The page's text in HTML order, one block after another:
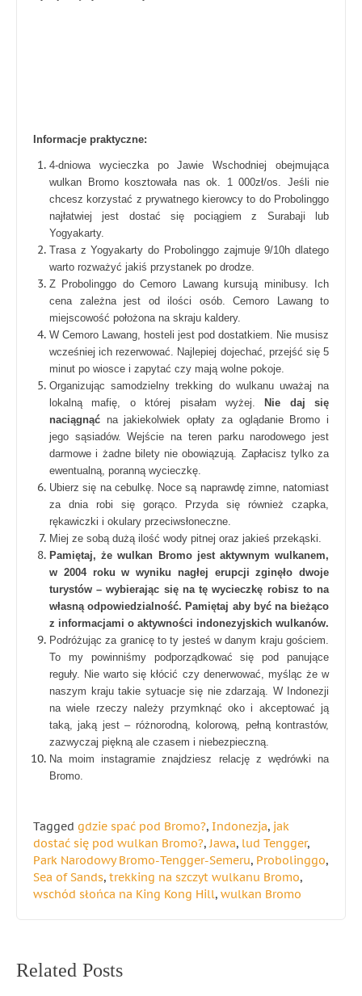
Informacje praktyczne:
4-dniowa wycieczka po Jawie Wschodniej obejmująca
wulkan Bromo kosztowała nas ok. 1 000zł/os. Jeśli nie
chcesz korzystać z prywatnego kierowcy to do Probolinggo
najłatwiej jest dostać się pociągiem z Surabaji lub
Yogyakarty.
Trasa z Yogyakarty do Probolinggo zajmuje 9/10h dlatego
warto rozważyć jakiś przystanek po drodze.
Z Probolinggo do Cemoro Lawang kursują minibusy. Ich
cena zależna jest od ilości osób. Cemoro Lawang to
miejscowość położona na skraju kaldery.
W Cemoro Lawang, hosteli jest pod dostatkiem. Nie musisz
wcześniej ich rezerwować. Najlepiej dojechać, przejść się 5
minut po wiosce i zapytać czy mają wolne pokoje.
Organizując samodzielny trekking do wulkanu uważaj na
lokalną mafię, o której pisałam wyżej.
Nie daj się
naciągnąć na jakiekolwiek opłaty za oglądanie Bromo i
jego sąsiadów. Wejście na teren parku narodowego jest
darmowe i żadne bilety nie obowiązują. Zapłacisz tylko za
ewentualną, poranną wycieczkę.
Ubierz się na cebulkę. Noce są naprawdę zimne, natomiast
za dnia robi się gorąco. Przyda się również czapka,
rękawiczki i okulary przeciwsłoneczne.
Miej ze sobą dużą ilość wody pitnej oraz jakieś przekąski.
Pamiętaj, że wulkan Bromo jest aktywnym wulkanem,
w 2004 roku w wyniku nagłej erupcji zginęło dwoje
turystów – wybierając się na tę wycieczkę robisz to na
własną odpowiedzialność. Pamiętaj aby być na bieżąco
z informacjami o aktywności indonezyjskich wulkanów.
Podróżując za granicę to ty jesteś w danym kraju gościem.
To my powinniśmy podporządkować się pod panujące
reguły. Nie warto się kłócić czy denerwować, myśląc że w
naszym kraju takie sytuacje się nie zdarzają. W Indonezji
na wiele rzeczy należy przymknąć oko i akceptować ją
taką, jaką jest – różnorodną, kolorową, pełną kontrastów,
zazwyczaj piękną ale czasem i niebezpieczną.
Na moim instagramie znajdziesz relację z wędrówki na
Bromo.
Tagged gdzie spać pod Bromo?, Indonezja, jak
dostać się pod wulkan Bromo?,Jawa, lud Tengger,
Park Narodowy Bromo-Tengger-Semeru, Probolinggo,
Sea of Sands, trekking na szczyt wulkanu Bromo,
wschód słońca na King Kong Hill, wulkan Bromo
Related Posts
Nawigacja